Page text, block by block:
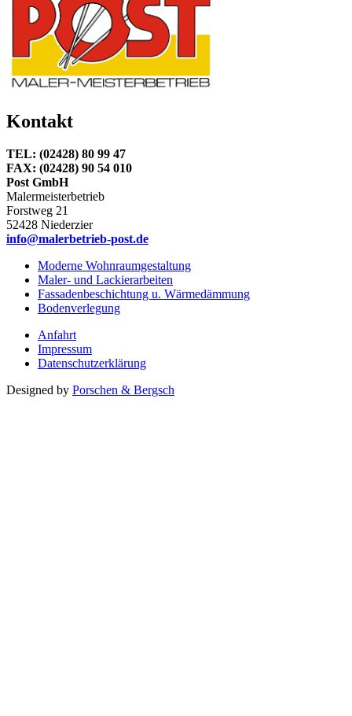
Kontakt
TEL: (02428) 80 99 47
FAX: (02428) 90 54 010
Post GmbH
Malermeisterbetrieb
Forstweg 21
52428 Niederzier
info@malerbetrieb-post.de
Moderne Wohnraumgestaltung
Maler- und Lackierarbeiten
Fassadenbeschichtung u. Wärmedämmung
Bodenverlegung
Anfahrt
Impressum
Datenschutzerklärung
Designed by Porschen & Bergsch